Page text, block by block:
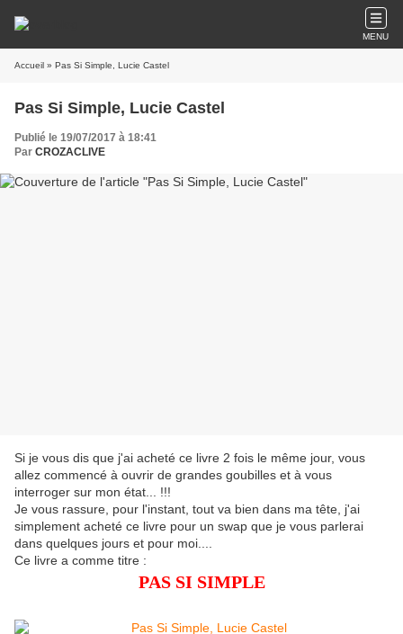
MENU
Accueil » Pas Si Simple, Lucie Castel
Pas Si Simple, Lucie Castel
Publié le 19/07/2017 à 18:41
Par CROZACLIVE
Si je vous dis que j'ai acheté ce livre 2 fois le même jour, vous
allez commencé à ouvrir de grandes goubilles et à vous
interroger sur mon état... !!!
Je vous rassure, pour l'instant, tout va bien dans ma tête, j'ai
simplement acheté ce livre pour un swap que je vous parlerai
dans quelques jours et pour moi....
Ce livre a comme titre :
PAS SI SIMPLE